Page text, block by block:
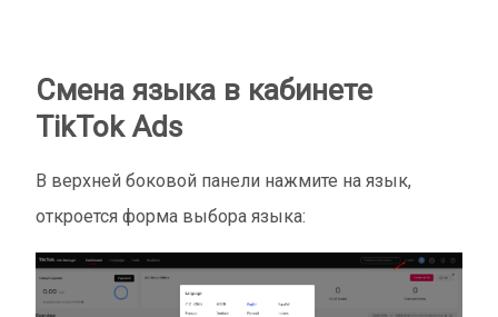
Смена языка в кабинете
TikTok Ads
В верхней боковой панели нажмите на язык,
откроется форма выбора языка: